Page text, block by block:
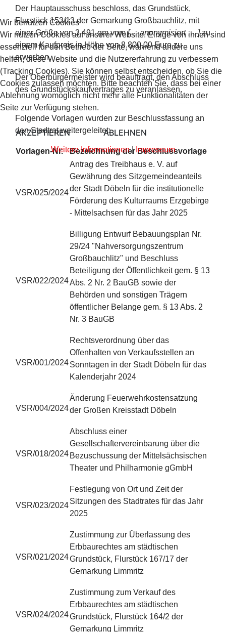
Der Hauptausschuss beschloss, das Grundstück,
Flurstück 153/13 der Gemarkung Großbauchlitz, mit
einer Größe von 3.491 qm vom[… anonymisiert … ]zu
einem Kaufpreis in Höhe von 8.800,00 Euro zu
erwerben.
Der Oberbürgermeister wird beauftragt, den Abschluss
des Grundstückskaufvertrages zu veranlassen.
Folgende Vorlagen wurden zur Beschlussfassung an
den Stadtrat weitergeleitet:
Vorlagen-Nr. Bezeichnung der Beschlussvorlage
VSR/025/2024
Antrag des Treibhaus e. V. auf
Gewährung des Sitzgemeindeanteils
der Stadt Döbeln für die institutionelle
Förderung des Kulturraums Erzgebirge
- Mittelsachsen für das Jahr 2025
VSR/022/2024
Billigung Entwurf Bebauungsplan Nr.
29/24 "Nahversorgungszentrum
Großbauchlitz" und Beschluss
Beteiligung der Öffentlichkeit gem. § 13
Abs. 2 Nr. 2 BauGB sowie der
Behörden und sonstigen Trägern
öffentlicher Belange gem. § 13 Abs. 2
Nr. 3 BauGB
VSR/001/2024
Rechtsverordnung über das
Offenhalten von Verkaufsstellen an
Sonntagen in der Stadt Döbeln für das
Kalenderjahr 2024
VSR/004/2024
Änderung Feuerwehrkostensatzung
der Großen Kreisstadt Döbeln
VSR/018/2024
Abschluss einer
Gesellschaftervereinbarung über die
Bezuschussung der Mittelsächsischen
Theater und Philharmonie gGmbH
VSR/023/2024
Festlegung von Ort und Zeit der
Sitzungen des Stadtrates für das Jahr
2025
VSR/021/2024
Zustimmung zur Überlassung des
Erbbaurechtes am städtischen
Grundstück, Flurstück 167/17 der
Gemarkung Limmritz
VSR/024/2024
Zustimmung zum Verkauf des
Erbbaurechtes am städtischen
Grundstück, Flurstück 164/2 der
Gemarkung Limmritz
Wir benutzen Cookies
Wir nutzen Cookies auf unserer Website. Einige von ihnen sind
essenziell für den Betrieb der Seite, während andere uns
helfen, diese Website und die Nutzererfahrung zu verbessern
(Tracking Cookies). Sie können selbst entscheiden, ob Sie die
Cookies zulassen möchten. Bitte beachten Sie, dass bei einer
Ablehnung womöglich nicht mehr alle Funktionalitäten der
Seite zur Verfügung stehen.
AKZEPTIEREN ABLEHNEN
Weitere Informationen| Impressum